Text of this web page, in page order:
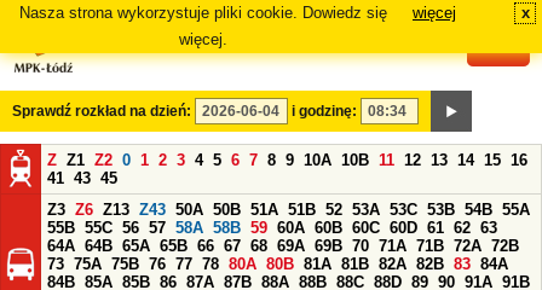
Nasza strona wykorzystuje pliki cookie. Dowiedz się
więcej.
więcej x
Sprawdź rozkład na dzień: i godzinę:
Z Z1 Z2 0 1 2 3 4 5 6 7 8 9 10A 10B 11 12 13 14 15 16
41 43 45
Z3 Z6 Z13 Z43 50A 50B 51A 51B 52 53A 53C 53B 54B 55A
55B 55C 56 57 58A 58B 59 60A 60B 60C 60D 61 62 63
64A 64B 65A 65B 66 67 68 69A 69B 70 71A 71B 72A 72B
73 75A 75B 76 77 78 80A 80B 81A 81B 82A 82B 83 84A
84B 85A 85B 86 87A 87B 88A 88B 88C 88D 89 90 91A 91B